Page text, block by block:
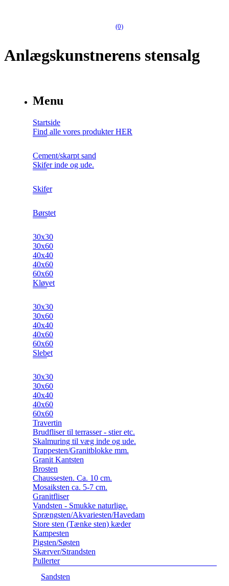
(0)
Anlægskunstnerens stensalg
Menu
Startside
Find alle vores produkter HER
Cement/skarpt sand
Skifer inde og ude.
Skifer
Børstet
30x30
30x60
40x40
40x60
60x60
Kløvet
30x30
30x60
40x40
40x60
60x60
Slebet
30x30
30x60
40x40
40x60
60x60
Travertin
Brudfliser til terrasser - stier etc.
Skalmuring til væg inde og ude.
Trappesten/Granitblokke mm.
Granit Kantsten
Brosten
Chaussesten. Ca. 10 cm.
Mosaiksten ca. 5-7 cm.
Granitfliser
Vandsten - Smukke naturlige.
Sprængsten/Akvariesten/Havedam
Store sten (Tænke sten) kæder
Kampesten
Pigsten/Søsten
Skærver/Strandsten
Pullerter
Sandsten